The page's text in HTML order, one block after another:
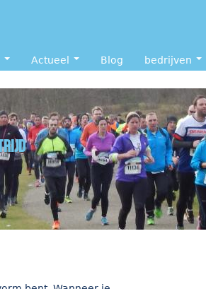
Actueel Blog bedrijven